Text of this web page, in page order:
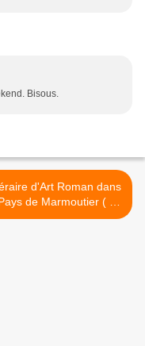
Bisous.
d'Art Roman dans
de Marmoutier ( 2)
>